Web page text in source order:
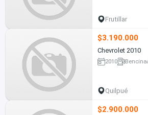
Frutillar
$3.190.000
Chevrolet 2010
2010 Bencina
Quilpué
$2.900.000